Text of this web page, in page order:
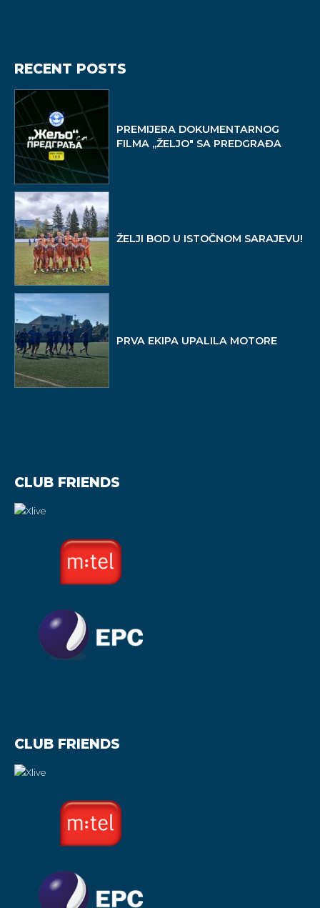
RECENT POSTS
PREMIJERA DOKUMENTARNOG
FILMA ,,ŽELJO" SA PREDGRAĐA
ŽELJI BOD U ISTOČNOM SARAJEVU!
PRVA EKIPA UPALILA MOTORE
CLUB FRIENDS
CLUB FRIENDS